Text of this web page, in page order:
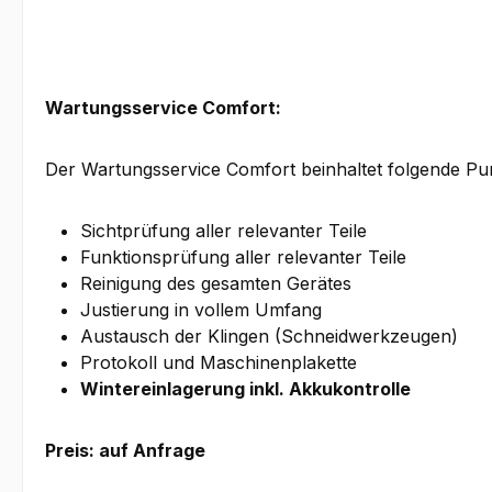
Wartungsservice Comfort:
Der Wartungsservice Comfort beinhaltet folgende
Sichtprüfung aller relevanter Teile
Funktionsprüfung aller relevanter Teile
Reinigung des gesamten Gerätes
Justierung in vollem Umfang
Austausch der Klingen (Schneidwerkzeugen)
Protokoll und Maschinenplakette
Wintereinlagerung inkl. Akkukontrolle
Preis: auf Anfrage